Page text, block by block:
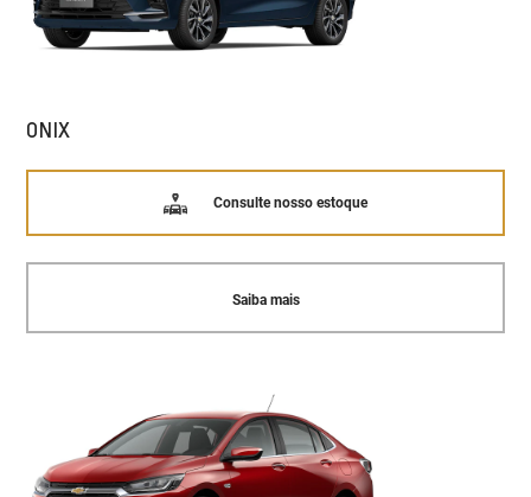
ONIX
Consulte nosso estoque
Saiba mais